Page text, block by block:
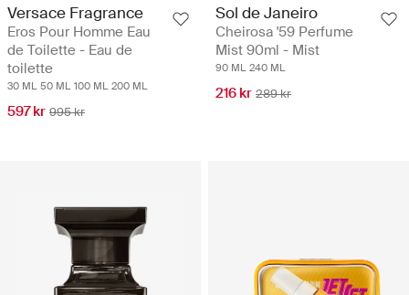
Versace Fragrance
Eros Pour Homme Eau
de Toilette - Eau de
toilette
30 ML 50 ML 100 ML 200 ML
597 kr 995 kr
Sol de Janeiro
Cheirosa '59 Perfume
Mist 90ml - Mist
90 ML 240 ML
216 kr 289 kr